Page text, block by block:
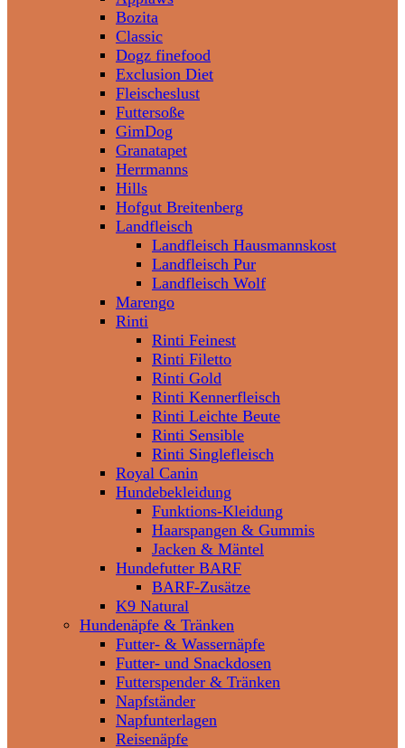
Bozita
Classic
Dogz finefood
Exclusion Diet
Fleischeslust
Futtersoße
GimDog
Granatapet
Herrmanns
Hills
Hofgut Breitenberg
Landfleisch
Landfleisch Hausmannskost
Landfleisch Pur
Landfleisch Wolf
Marengo
Rinti
Rinti Feinest
Rinti Filetto
Rinti Gold
Rinti Kennerfleisch
Rinti Leichte Beute
Rinti Sensible
Rinti Singlefleisch
Royal Canin
Hundebekleidung
Funktions-Kleidung
Haarspangen & Gummis
Jacken & Mäntel
Hundefutter BARF
BARF-Zusätze
K9 Natural
Hundenäpfe & Tränken
Futter- & Wassernäpfe
Futter- und Snackdosen
Futterspender & Tränken
Napfständer
Napfunterlagen
Reisenäpfe